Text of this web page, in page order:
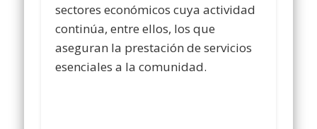
sectores económicos cuya actividad
continúa, entre ellos, los que
aseguran la prestación de servicios
esenciales a la comunidad.